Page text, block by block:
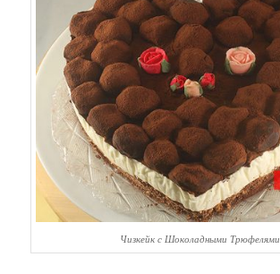
Чизкейк с Шоколадными Трюфелями